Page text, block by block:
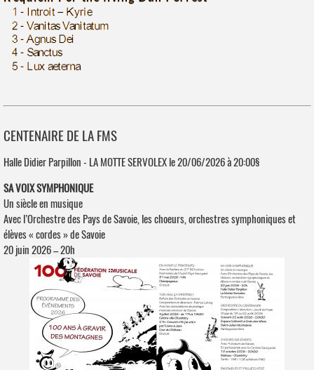
CENTENAIRE DE LA FMS
Halle Didier Parpillon - LA MOTTE SERVOLEX le 20/06/2026 à 20:00§
SA VOIX SYMPHONIQUE
Un siècle en musique
Avec l’Orchestre des Pays de Savoie, les choeurs, orchestres symphoniques et
élèves « cordes » de Savoie
20 juin 2026 – 20h